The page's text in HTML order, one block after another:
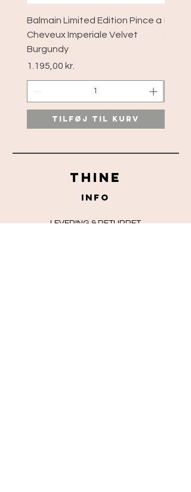
Balmain Limited Edition Pince a
Cheveux Imperiale Velvet
Burgundy
Pris
1.195,00 kr.
Tilføj til kurv
Pris
589,00
THINE
info
LEVERING & RETURRET